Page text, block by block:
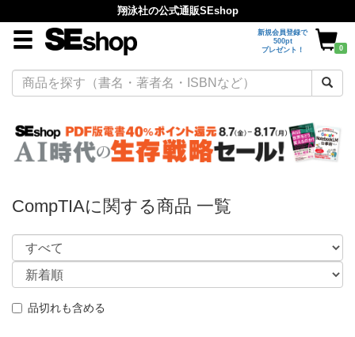
翔泳社の公式通販SEshop
新規会員登録で
500pt
プレゼント！
0
CompTIAに関する商品 一覧
品切れも含める